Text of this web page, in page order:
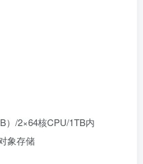
）/2×64核CPU/1TB内
象存储